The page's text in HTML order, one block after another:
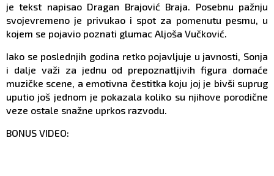
je tekst napisao Dragan Brajović Braja. Posebnu pažnju
svojevremeno je privukao i spot za pomenutu pesmu, u
kojem se pojavio poznati glumac Aljoša Vučković.
Iako se poslednjih godina retko pojavljuje u javnosti, Sonja
i dalje važi za jednu od prepoznatljivih figura domaće
muzičke scene, a emotivna čestitka koju joj je bivši suprug
uputio još jednom je pokazala koliko su njihove porodične
veze ostale snažne uprkos razvodu.
BONUS VIDEO: